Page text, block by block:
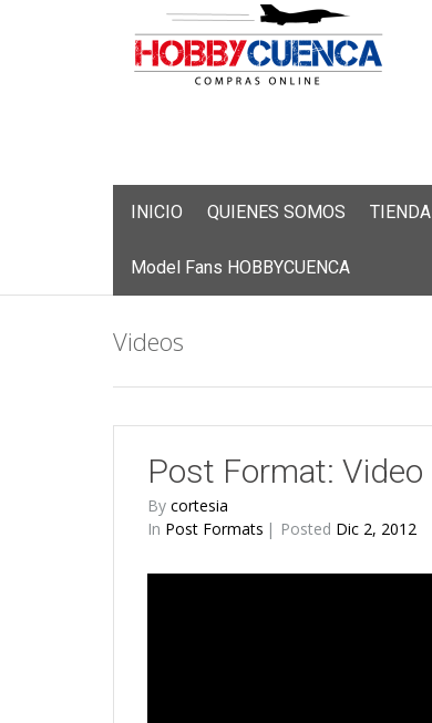
INICIO QUIENES SOMOS TIENDA
Model Fans HOBBYCUENCA
Videos
Post Format: Video
By cortesia
In Post Formats Posted Dic 2, 2012